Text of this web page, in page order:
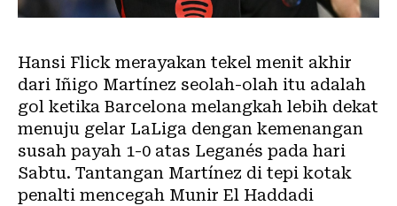
Hansi Flick merayakan tekel menit akhir
dari Iñigo Martínez seolah-olah itu adalah
gol ketika Barcelona melangkah lebih dekat
menuju gelar LaLiga dengan kemenangan
susah payah 1-0 atas Leganés pada hari
Sabtu. Tantangan Martínez di tepi kotak
penalti mencegah Munir El Haddadi